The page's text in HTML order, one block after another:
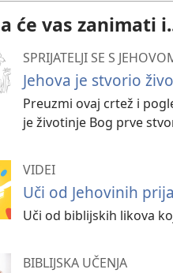
će vas zanimati
SPRIJATELJI SE S
Jehova je stvorio
Preuzmi ovaj crtež i
je životinje Bog prve
VIDEI
Uči od Jehovinih
Uči od biblijskih likova
BIBLIJSKA UČENJA